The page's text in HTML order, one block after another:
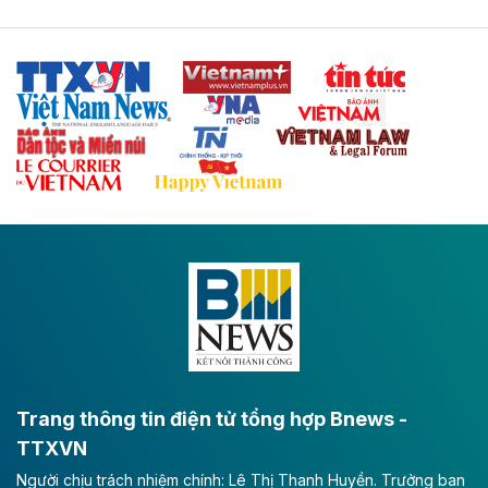
Thái Nguyên và các tỉnh trung du, miền núi phía Bắc
với hệ thống cửa khẩu quốc tế tại Lạng Sơn.
Theo baodautu.vn
Đề xuất đầu tư 11.500 tỷ đồng xây dựng cao
tốc CT.11 qua Ninh Bình
Đông A dài khoảng 25,1 km được kỳ vọng sẽ tạo động
lực phát triển kinh tế - xã hội khu vực phía Nam đồng
Long Thành
Tổng công ty Cảng hàng không Việt Nam - CTCP
(ACV) vừa lập kỷ lục mới về lợi nhuận trong quý
Trang thông tin điện tử tổng hợp Bnews -
TTXVN
Người chịu trách nhiệm chính: Lê Thị Thanh Huyền. Trưởng ban